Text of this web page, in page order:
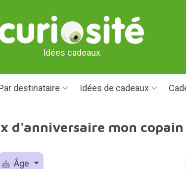
Idées cadeaux
destinataire Idées de cadeaux
d'anniversaire mon copain
Âge